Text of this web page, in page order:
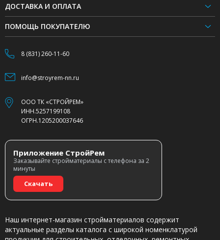
ДОСТАВКА И ОПЛАТА
ПОМОЩЬ ПОКУПАТЕЛЮ
8 (831) 260-11-60
info@stroyrem-nn.ru
ООО ТК «СТРОЙРЕМ»
ИНН.5257199108
ОГРН.1205200037646
Приложение СтройРем
Заказывайте стройматериалы с телефона за 2
минуты
Скачать
Наш интернет-магазин стройматериалов содержит
актуальные разделы каталога с широкой номенклатурой